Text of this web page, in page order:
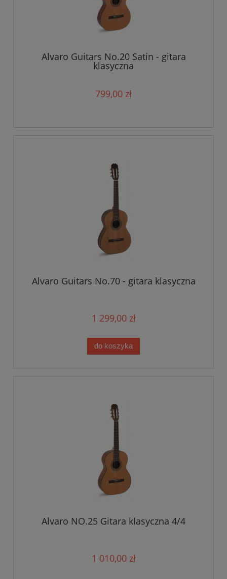
Alvaro Guitars No.20 Satin - gitara
klasyczna
799,00 zł
Alvaro Guitars No.70 - gitara klasyczna
1 299,00 zł
do koszyka
Alvaro NO.25 Gitara klasyczna 4/4
1 010,00 zł